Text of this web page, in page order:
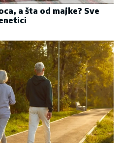
a šta od majke? Sve